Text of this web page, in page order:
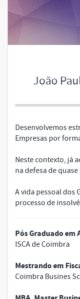
João
Desenvolvemos
Empresas por
Neste contexto, já
na defesa de
A vida pessoal dos
processo de
Pós Graduado em
ISCA de Coimbra
Mestrando em
Coimbra Busines